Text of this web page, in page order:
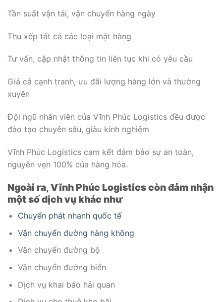
Tần suất vận tải, vận chuyển hàng ngày
Thu xếp tất cả các loại mặt hàng
Tư vấn, cập nhật thông tin liên tục khi có yêu cầu
Giá cả cạnh tranh, ưu đãi lượng hàng lớn và thường
xuyên
Đội ngũ nhân viên của Vĩnh Phúc Logistics đều được
đào tạo chuyên sâu, giàu kinh nghiệm
Vĩnh Phúc Logistics cam kết đảm bảo sự an toàn,
nguyên vẹn 100% của hàng hóa.
Ngoài ra, Vĩnh Phúc Logistics còn đảm nhận
một số dịch vụ khác như
Chuyển phát nhanh quốc tế
Vận chuyển đường hàng không
Vận chuyển đường bộ
Vận chuyển đường biển
Dịch vụ khai báo hải quan